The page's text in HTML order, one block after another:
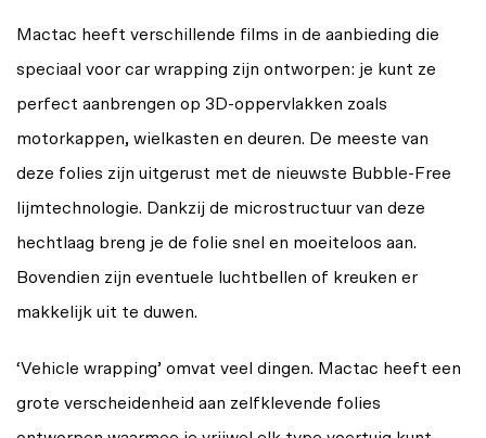
Mactac heeft verschillende films in de aanbieding die
speciaal voor car wrapping zijn ontworpen: je kunt ze
perfect aanbrengen op 3D-oppervlakken zoals
motorkappen, wielkasten en deuren. De meeste van
deze folies zijn uitgerust met de nieuwste Bubble-Free
lijmtechnologie. Dankzij de microstructuur van deze
hechtlaag breng je de folie snel en moeiteloos aan.
Bovendien zijn eventuele luchtbellen of kreuken er
makkelijk uit te duwen.
‘Vehicle wrapping’ omvat veel dingen. Mactac heeft een
grote verscheidenheid aan zelfklevende folies